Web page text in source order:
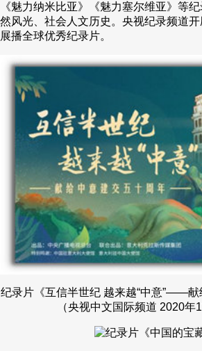
《魅力纳米比亚》《魅力塞尔维亚》等
然风光、社会人文历史。央视纪录频道开
展播全球优秀纪录片。
纪录片《互信半世纪 越来越“中意”——献
（央视中文国际频道 2020年